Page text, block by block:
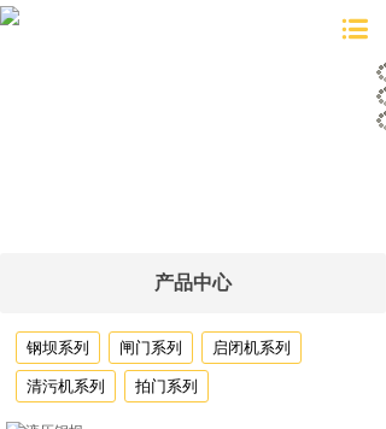
产品中心
钢坝系列 闸门系列 启闭机系列
清污机系列 拍门系列